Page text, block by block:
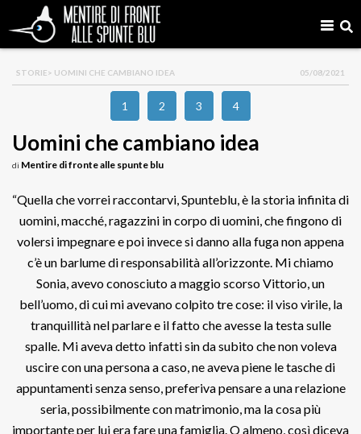
STORIE> UOMINI CHE CAMBIANO IDEA 05/08/2021
1 2 3 4
Uomini che cambiano idea
di Mentire di fronte alle spunte blu
“Quella che vorrei raccontarvi, Spunteblu, è la storia infinita di
uomini, macché, ragazzini in corpo di uomini, che fingono di
volersi impegnare e poi invece si danno alla fuga non appena
c’è un barlume di responsabilità all’orizzonte. Mi chiamo
Sonia, avevo conosciuto a maggio scorso Vittorio, un
bell’uomo, di cui mi avevano colpito tre cose: il viso virile, la
tranquillità nel parlare e il fatto che avesse la testa sulle
spalle. Mi aveva detto infatti sin da subito che non voleva
uscire con una persona a caso, ne aveva piene le tasche di
appuntamenti senza senso, preferiva pensare a una relazione
seria, possibilmente con matrimonio, ma la cosa più
importante per lui era fare una famiglia. O almeno, così diceva